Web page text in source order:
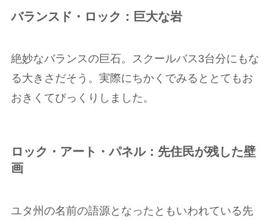
バランスド・ロック：巨大な岩
絶妙なバランスの巨石。スクールバス3台分にもな
る大きさだそう。実際にちかくでみるととてもお
おきくてびっくりしました。
ロック・アート・パネル：先住民が残した壁
画
ユタ州の名前の語源となったともいわれている先